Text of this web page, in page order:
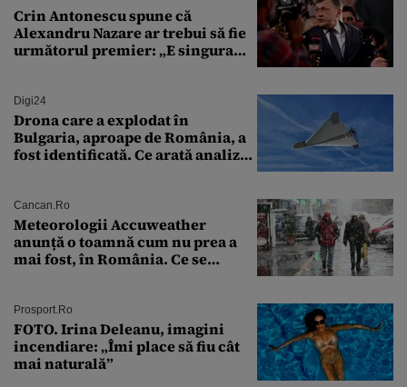
Crin Antonescu spune că
Alexandru Nazare ar trebui să fie
următorul premier: „E singura
Digi24
Drona care a explodat în
Bulgaria, aproape de România, a
fost identificată. Ce arată analiza
Cancan.ro
Meteorologii Accuweather
anunță o toamnă cum nu prea a
mai fost, în România. Ce se
București. Pe ce dată ninge
Prosport.ro
FOTO. Irina Deleanu, imagini
incendiare: „Îmi place să fiu cât
mai naturală”